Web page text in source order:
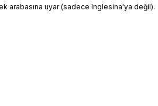
arabasına uyar (sadece Inglesina'ya değil).